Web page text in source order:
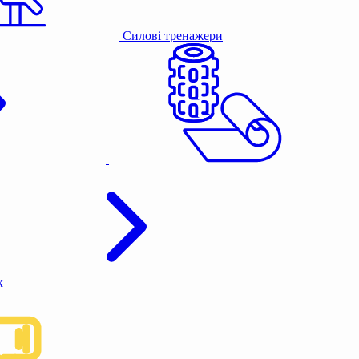
Силові тренажери